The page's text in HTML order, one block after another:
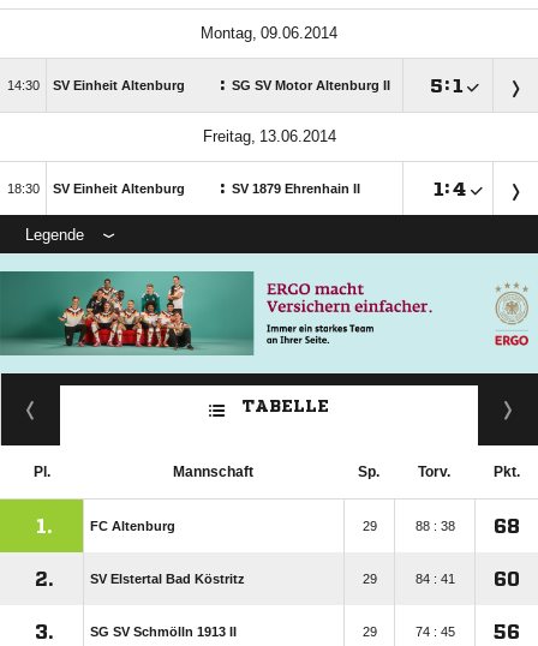
 
 SV Einheit Altenburg : SG SV Motor Altenburg II :
 
 SV Einheit Altenburg : SV 1879 Ehrenhain II  :
Legende
TABELLE
Pl. Mannschaft Sp. Torv. Pkt.
1. FC Altenburg 29 88 : 38 68
2. SV Elstertal Bad Köstritz 29 84 : 41 60
3. SG SV Schmölln 1913 II 29 74 : 45 56